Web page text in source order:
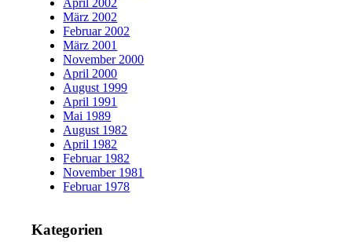
April 2002
März 2002
Februar 2002
März 2001
November 2000
April 2000
August 1999
April 1991
Mai 1989
August 1982
April 1982
Februar 1982
November 1981
Februar 1978
Kategorien